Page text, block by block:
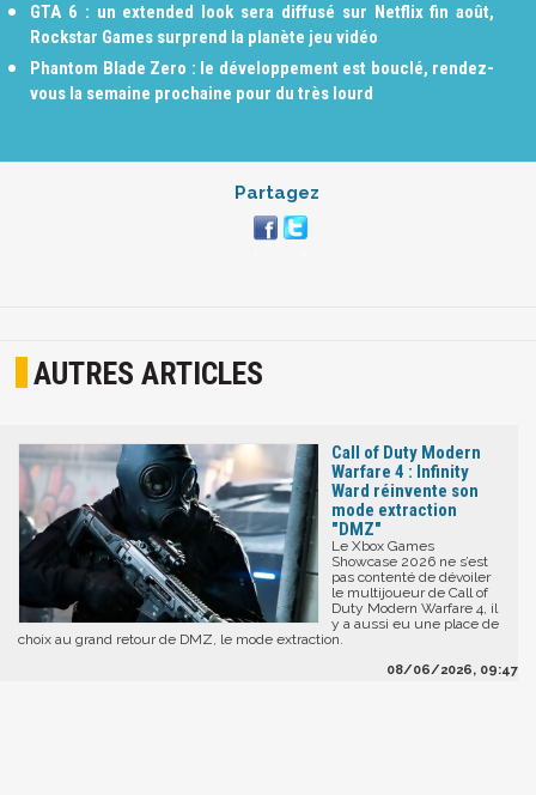
GTA 6 : un extended look sera diffusé sur Netflix fin août,
Rockstar Games surprend la planète jeu vidéo
Phantom Blade Zero : le développement est bouclé, rendez-
vous la semaine prochaine pour du très lourd
Partagez
AUTRES ARTICLES
Call of Duty Modern
Warfare 4 : Infinity
Ward réinvente son
mode extraction
"DMZ"
Le Xbox Games
Showcase 2026 ne s’est
pas contenté de dévoiler
le multijoueur de Call of
Duty Modern Warfare 4, il
y a aussi eu une place de
choix au grand retour de DMZ, le mode extraction.
08/06/2026, 09:47